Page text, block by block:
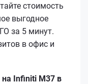
стоимость
выгодное
за 5 минут.
в офис и
Infiniti M37 в